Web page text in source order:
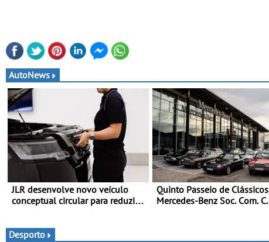
AutoNews
JLR desenvolve novo veículo
conceptual circular para reduzir a
Quinto Passeio de Clássicos
Mercedes-Benz Soc. Com. C.
Desporto